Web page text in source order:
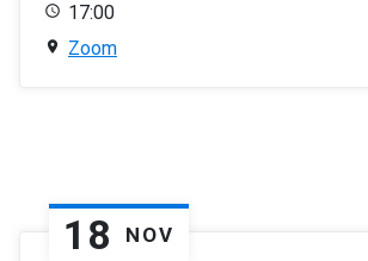
17:00
Zoom
18 NOV